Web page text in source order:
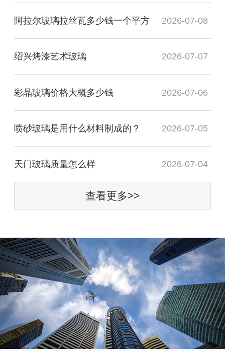
阿拉尔玻璃拉丝瓦多少钱一个平方 2026-07-08
绍兴烤漆艺术玻璃 2026-07-07
彩晶玻璃价格大概多少钱 2026-07-06
喷砂玻璃是用什么材料制成的？ 2026-07-05
天门玻璃质量怎么样 2026-07-04
查看更多>>